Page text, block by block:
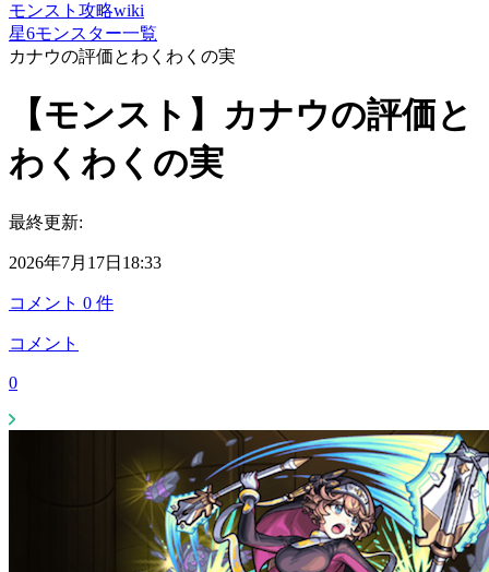
モンスト攻略wiki
星6モンスター一覧
カナウの評価とわくわくの実
【モンスト】カナウの評価と
わくわくの実
最終更新:
2026年7月17日18:33
コメント 0 件
コメント
0